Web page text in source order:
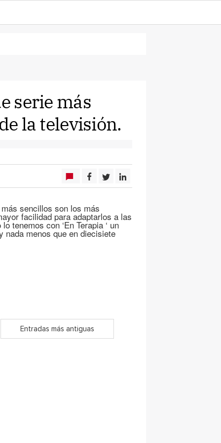
serie más
la televisión.
sencillos son los más
facilidad para adaptarlos a las
tenemos con ‘En Terapia ‘ un
nada menos que en diecisiete
Entradas más antiguas